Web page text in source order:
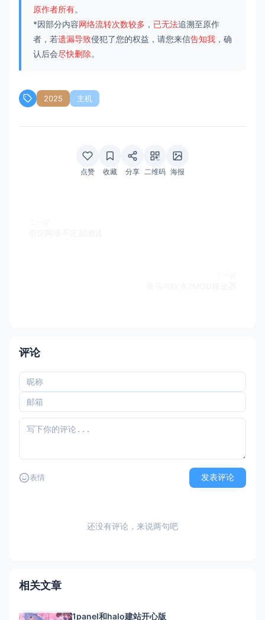
原作者所有。
*因部分内容网络流转次数较多 ， 已无法追溯至原作
者，若遗漏导致侵犯了您的权益，请您来信告知我 ，确
认后会尽快删除。
2025 主机
点赞 收藏 分享 二维码 海报
评论
表情 发表评论
还没有评论，来说两句吧
相关文章
1panel和halo建站开心版